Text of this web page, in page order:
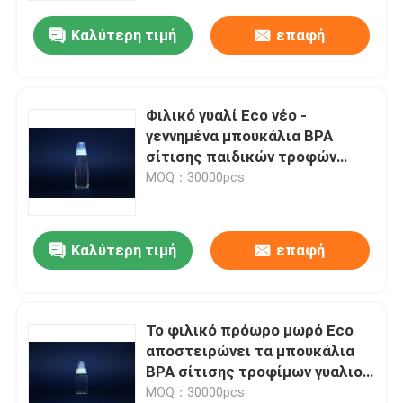
Καλύτερη τιμή επαφή
Φιλικό γυαλί Eco νέο -
γεννημένα μπουκάλια BPA
σίτισης παιδικών τροφών
ελεύθερα
MOQ：30000pcs
Καλύτερη τιμή επαφή
Το φιλικό πρόωρο μωρό Eco
αποστειρώνει τα μπουκάλια
BPA σίτισης τροφίμων γυαλιού
ελεύθερα
MOQ：30000pcs